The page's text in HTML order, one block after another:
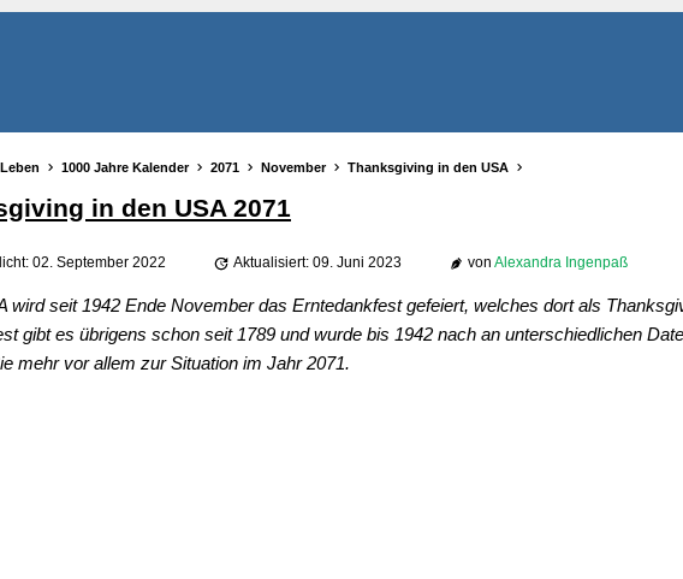
Leben 1000 Jahre Kalender 2071 November Thanksgiving in den USA
in den USA 2071
02. September 2022 Aktualisiert: 09. Juni 2023 von Alexandra Ingenpaß
wird seit 1942 Ende November das Erntedankfest gefeiert, welches dort als
gibt es übrigens schon seit 1789 und wurde bis 1942 nach an unterschiedlichen
mehr vor allem zur Situation im Jahr 2071.